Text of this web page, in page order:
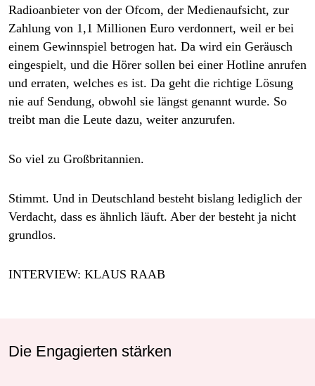
Radioanbieter von der Ofcom, der Medienaufsicht, zur
Zahlung von 1,1 Millionen Euro verdonnert, weil er bei
einem Gewinnspiel betrogen hat. Da wird ein Geräusch
eingespielt, und die Hörer sollen bei einer Hotline anrufen
und erraten, welches es ist. Da geht die richtige Lösung
nie auf Sendung, obwohl sie längst genannt wurde. So
treibt man die Leute dazu, weiter anzurufen.
So viel zu Großbritannien.
Stimmt. Und in Deutschland besteht bislang lediglich der
Verdacht, dass es ähnlich läuft. Aber der besteht ja nicht
grundlos.
INTERVIEW: KLAUS RAAB
Die Engagierten stärken